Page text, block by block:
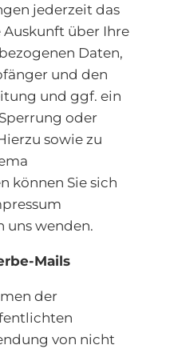
jederzeit das
über Ihre
Daten,
und den
und ggf. ein
oder
sowie zu
können Sie sich
uns wenden.
Mails
der
von nicht